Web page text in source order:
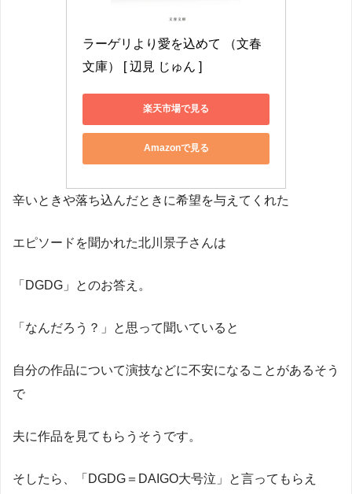
ラーゲリより愛を込めて （文春
文庫） [ 辺見 じゅん ]
楽天市場で見る
Amazonで見る
辛いときや落ち込んだときに希望を与えてくれた
エピソードを聞かれた北川景子さんは
「DGDG」とのお答え。
「なんだろう？」と思って聞いていると
自分の作品について演技などに不安になることがあるそう
で
夫に作品を見てもらうそうです。
そしたら、「DGDG＝DAIGO大号泣」と言ってもらえ